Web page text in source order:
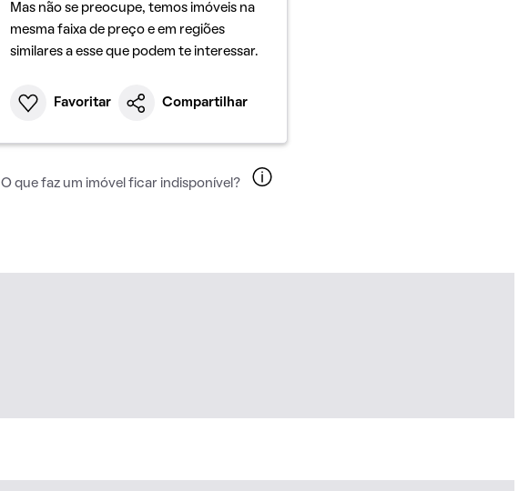
Mas não se preocupe, temos imóveis na
mesma faixa de preço e em regiões
similares a esse que podem te interessar.
Favoritar Compartilhar
O que faz um imóvel ficar indisponível?